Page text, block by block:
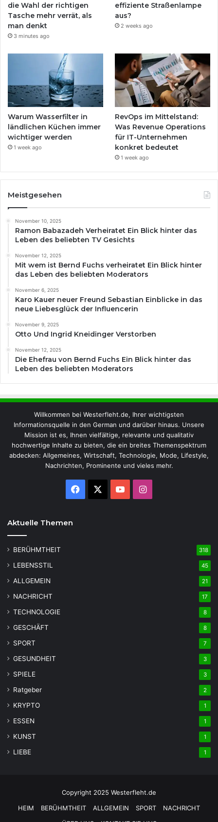
die Wahl der richtigen
Tasche mehr verrät, als
man denkt
3 minutes ago
effiziente Straßenlampe
aus?
2 weeks ago
Warum Wasserfilter in
ländlichen Küchen immer
wichtiger werden
1 week ago
RevOps im Mittelstand:
Was Revenue Operations
für IT-Unternehmen
konkret bedeutet
1 week ago
Meistgesehen
November 10, 2025
Ramon Babazadeh Verheiratet Ein Blick hinter das
Leben des beliebten TV Gesichts
November 12, 2025
Mit wem ist Bernd Fuchs verheiratet Ein Blick hinter
das Leben des beliebten Moderators
November 6, 2025
Karo Kauer neuer Freund Sebastian Einblicke in das
neue Liebesglück der Influencerin
November 9, 2025
Otto Und Ingrid Kneidinger Verstorben
November 12, 2025
Die Ehefrau von Bernd Fuchs Ein Blick hinter das
Leben des beliebten Moderators
Willkommen bei Westerfleht.de, Ihrer wichtigsten
Informationsquelle in den German und darüber hinaus. Unsere
Mission ist es, Ihnen vielfältige, relevante und qualitativ
hochwertige Inhalte zu bieten, die ein breites Themenspektrum
abdecken: Allgemeines, Wirtschaft, Technologie, Mode, Lifestyle,
Nachrichten, Prominente und vieles mehr.
Facebook YouTubeInstagram
Aktuelle Themen
BERÜHMTHEIT 318
LEBENSSTIL 45
ALLGEMEIN 21
NACHRICHT 17
TECHNOLOGIE 8
GESCHÄFT 8
SPORT 7
GESUNDHEIT 3
SPIELE 3
Ratgeber 2
KRYPTO 1
ESSEN 1
KUNST 1
LIEBE 1
Copyright 2025 Westerfleht.de
HEIM
BERÜHMTHEIT ALLGEMEIN SPORT
NACHRICHT